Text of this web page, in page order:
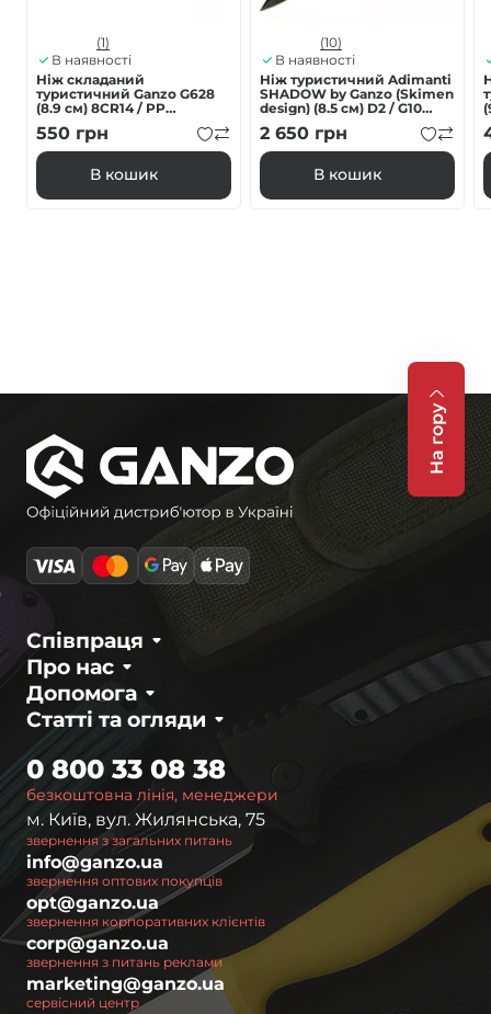
(1)
В наявності
Ніж складаний
туристичний Ganzo G628
(8.9 см) 8CR14 / PP
550 грн
В кошик
(10)
В наявності
Нiж туристичний Adimanti
SHADOW by Ganzo (Skimen
design) (8.5 см) D2 / G10
2 650 грн
В кошик
На гору
Про нас
Співпраця
Статті та огляди
Допомога
безкоштовна лінія, менеджери
0 800 33 08 38
м. Київ, вул. Жилянська, 75
звернення з загальних питань
info@ganzo.ua
звернення оптових покупців
opt@ganzo.ua
звернення корпоративних клієнтів
corp@ganzo.ua
звернення з питань реклами
marketing@ganzo.ua
сервісний центр